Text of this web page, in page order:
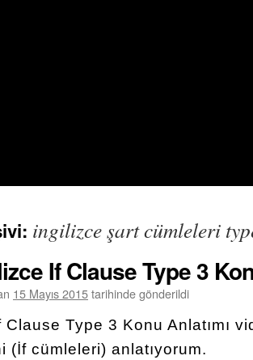
ingilizce şart cümleleri
If Clause Type 3
15 Mayıs 2015tarihinde gönderildi
Type 3 Konu Anlatımı
(İf cümleleri) anlatıyorum.